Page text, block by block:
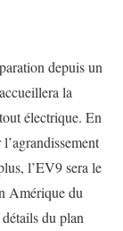
depuis un
la
électrique. En
l’EV9 sera le
Amérique du
du plan